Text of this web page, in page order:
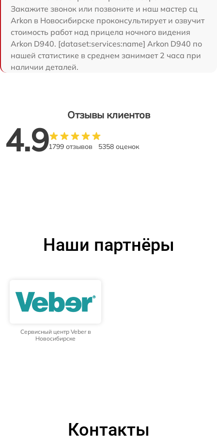
Закажите звонок или позвоните и наш мастер сц
Arkon в Новосибирске проконсультирует и озвучит
стоимость работ над прицела ночного видения
Arkon D940. [dataset:services:name] Arkon D940 по
нашей статистике в среднем занимает 2 часа при
наличии деталей.
Отзывы клиентов
4.91799 отзывов 5358 оценок
Наши партнёры
Сервисный центр Veber в
Новосибирске
Контакты